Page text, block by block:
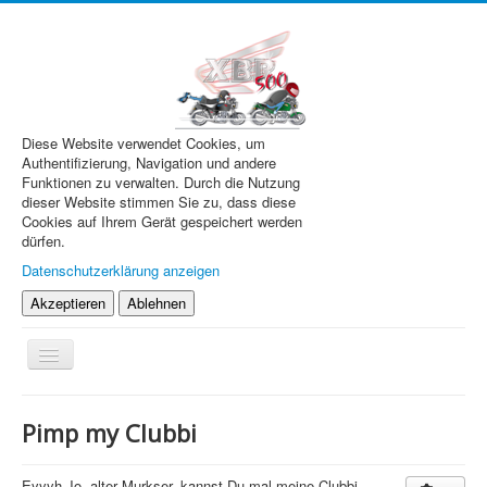
Diese Website verwendet Cookies, um
Authentifizierung, Navigation und andere
Funktionen zu verwalten. Durch die Nutzung
dieser Website stimmen Sie zu, dass diese
Cookies auf Ihrem Gerät gespeichert werden
dürfen.
Datenschutzerklärung anzeigen
Akzeptieren
Ablehnen
Navigation
an/aus
Technik
Forum
Pimp my Clubbi